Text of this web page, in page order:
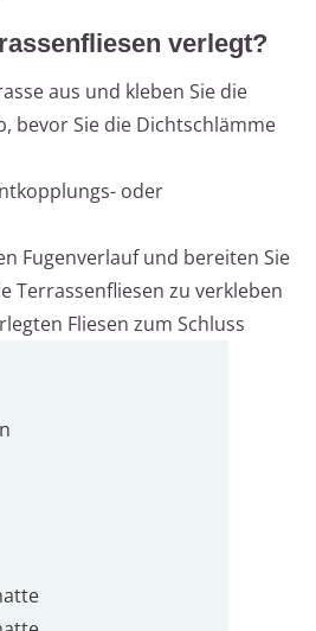
verlegt?
aus und kleben Sie die
bevor Sie die Dichtschlämme
oder
Fugenverlauf und bereiten Sie
Terrassenfliesen zu verkleben
Fliesen zum Schluss